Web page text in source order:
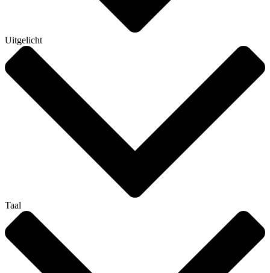
Uitgelicht
Taal